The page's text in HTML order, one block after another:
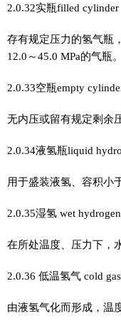
2.0.32实瓶filled cylinder
存有规定压力的氢气瓶
12.0～45.0 MPa的气瓶。
2.0.33空瓶empty
无内压或留有规定剩余
2.0.34液氢瓶liquid
用于盛装液氢、容积小
2.0.35湿氢 wet hydrogen
在所处温度、压力下，
2.0.36 低温氢气 cold
由液氢气化而形成，温